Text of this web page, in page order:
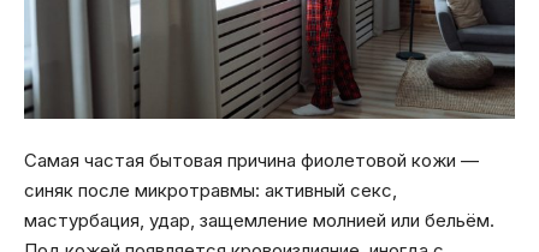
Самая частая бытовая причина фиолетовой кожи —
синяк после микротравмы: активный секс,
мастурбация, удар, защемление молнией или бельём.